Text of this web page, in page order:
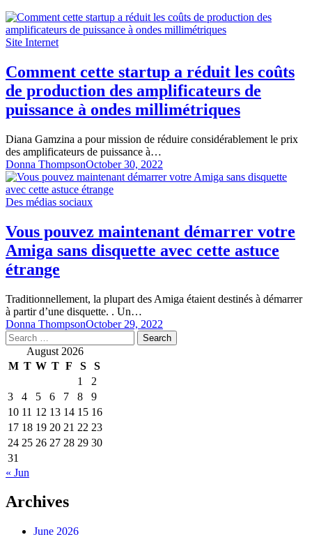
Site Internet
Comment cette startup a réduit les coûts
de production des amplificateurs de
puissance à ondes millimétriques
Diana Gamzina a pour mission de réduire considérablement le prix
des amplificateurs de puissance à…
Donna ThompsonOctober 30, 2022
Des médias sociaux
Vous pouvez maintenant démarrer votre
Amiga sans disquette avec cette astuce
étrange
Traditionnellement, la plupart des Amiga étaient destinés à démarrer
à partir d’une disquette. . Un…
Donna ThompsonOctober 29, 2022
Search
for: August 2026
M T W T F S
S
1
2
3
4 5 6 7 8
9
10 11 12 13 14 15 16
17 18 19 20 21 22 23
24 25 26 27 28 29 30
31
« Jun
Archives
June 2026